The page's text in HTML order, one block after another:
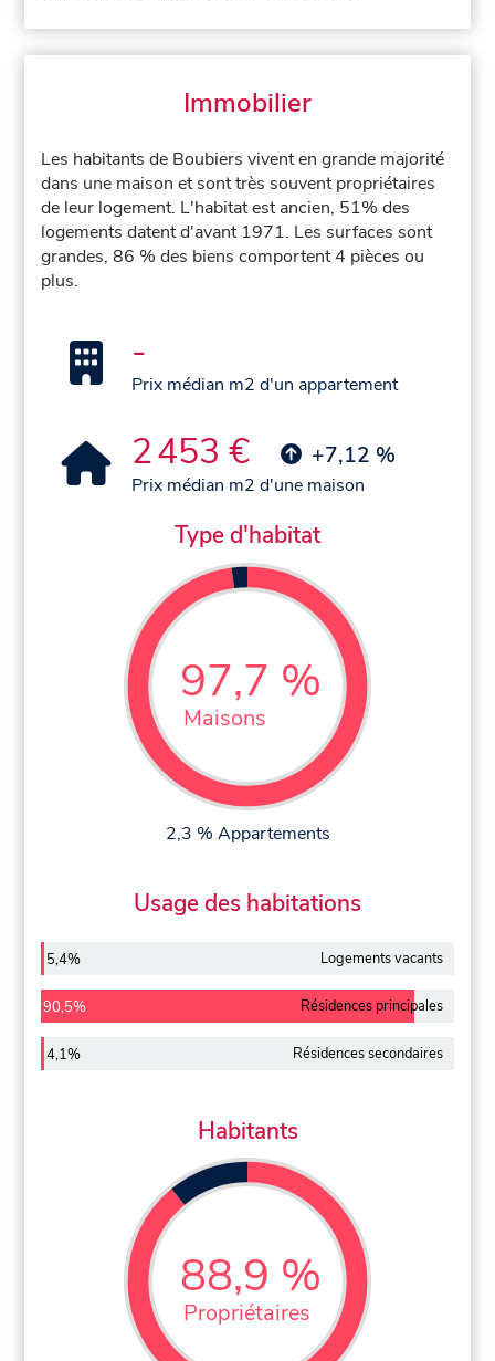
Immobilier
Les habitants de Boubiers vivent en grande majorité
dans une maison et sont très souvent propriétaires
de leur logement. L'habitat est ancien, 51% des
logements datent d'avant 1971. Les surfaces sont
grandes, 86 % des biens comportent 4 pièces ou
plus.
-
Prix médian m2 d'un appartement
2 453 € +7,12 %
Prix médian m2 d'une maison
Type d'habitat
97,7 %
Maisons
2,3 % Appartements
Usage des habitations
5,4% Logements vacants
90,5% Résidences principales
4,1% Résidences secondaires
Habitants
88,9 %
Propriétaires